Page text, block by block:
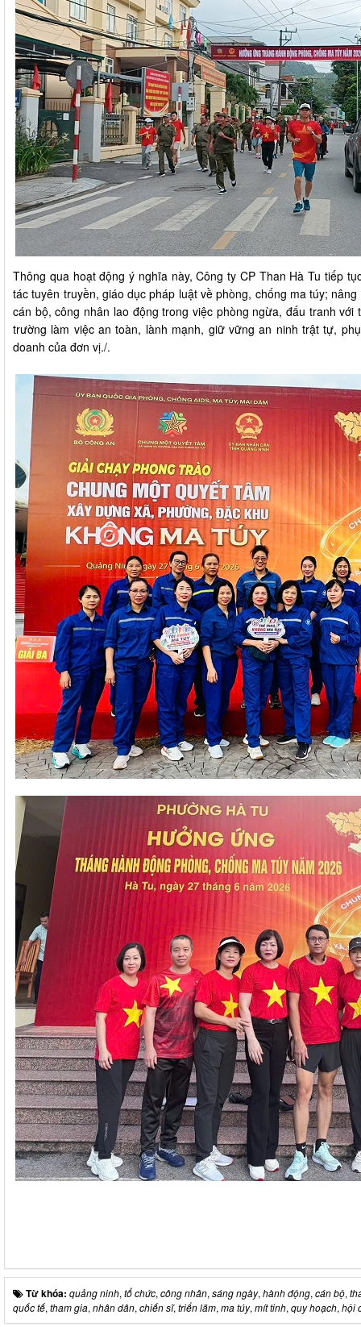
Thông qua hoạt động ý nghĩa này, Công ty CP Than Hà Tu tiếp
tác tuyên truyền, giáo dục pháp luật về phòng, chống ma túy;
cán bộ, công nhân lao động trong việc phòng ngừa, đấu tranh
trường làm việc an toàn, lành mạnh, giữ vững an ninh trật tự,
doanh của đơn vị./.
Từ khóa: quảng ninh, tổ chức, công nhân, sáng ngày, hành động, cán bộ,
quốc tế, tham gia, nhân dân, chiến sĩ, triển lãm, ma túy, mít tinh, quy hoạch, hội